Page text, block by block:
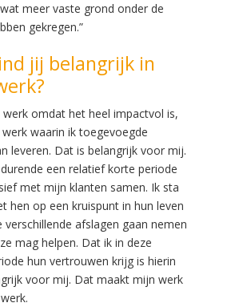
meer vaste grond onder de
gekregen.”
jij belangrijk in
werk omdat het heel impactvol is,
waarin ik toegevoegde
leveren. Dat is belangrijk voor mij.
een relatief korte periode
met mijn klanten samen. Ik sta
hen op een kruispunt in hun leven
verschillende afslagen gaan nemen
mag helpen. Dat ik in deze
hun vertrouwen krijg is hierin
voor mij. Dat maakt mijn werk